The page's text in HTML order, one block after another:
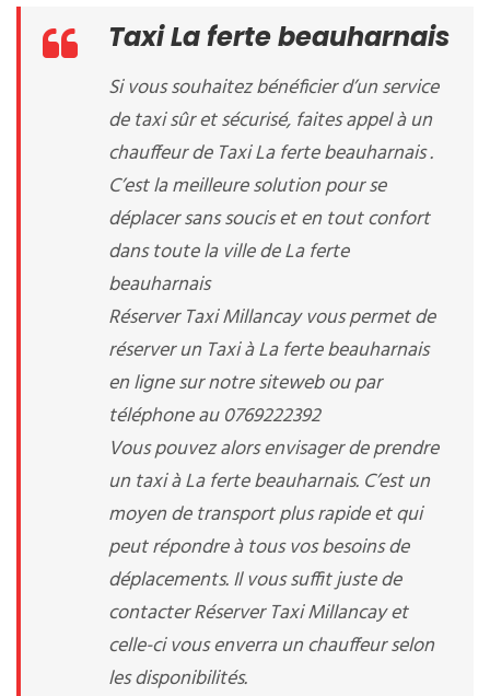
Taxi La ferte beauharnais
Si vous souhaitez bénéficier d’un service
de taxi sûr et sécurisé, faites appel à un
chauffeur de Taxi La ferte beauharnais .
C’est la meilleure solution pour se
déplacer sans soucis et en tout confort
dans toute la ville de La ferte
beauharnais
Réserver Taxi Millancay vous permet de
réserver un Taxi à La ferte beauharnais
en ligne sur notre siteweb ou par
téléphone au 0769222392
Vous pouvez alors envisager de prendre
un taxi à La ferte beauharnais. C’est un
moyen de transport plus rapide et qui
peut répondre à tous vos besoins de
déplacements. Il vous suffit juste de
contacter Réserver Taxi Millancay et
celle-ci vous enverra un chauffeur selon
les disponibilités.